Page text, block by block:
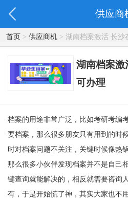
供应商
首页> 供应商机> 湖南档案激活 长沙
湖南档案激
可办理
档案的用途非常广泛，比如考研考编
要档案，那么很多朋友只有用到的时
时对档案问题不关注，关键时候像热
那么很多小伙伴发现档案并不是自己
键查询就能解决的，相反就需要咨询
有，于是开始慌了神，其实大家也不